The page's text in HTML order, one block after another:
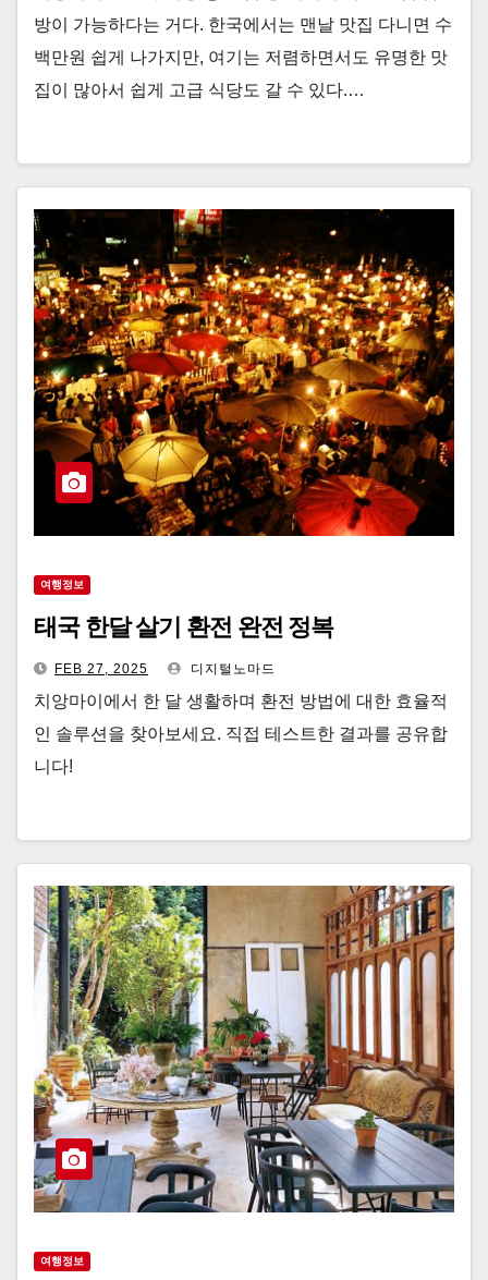
방이 가능하다는 거다. 한국에서는 맨날 맛집 다니면 수
백만원 쉽게 나가지만, 여기는 저렴하면서도 유명한 맛
집이 많아서 쉽게 고급 식당도 갈 수 있다.…
여행정보
태국 한달 살기 환전 완전 정복
FEB 27, 2025 디지털노마드
치앙마이에서 한 달 생활하며 환전 방법에 대한 효율적
인 솔루션을 찾아보세요. 직접 테스트한 결과를 공유합
니다!
여행정보